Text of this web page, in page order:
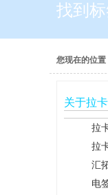
找到
您现在的位置
关于拉
拉
拉
汇
电